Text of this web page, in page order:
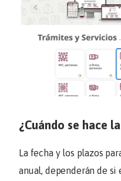
¿Cuándo se hace
La fecha y los plazos
anual, dependerán de si